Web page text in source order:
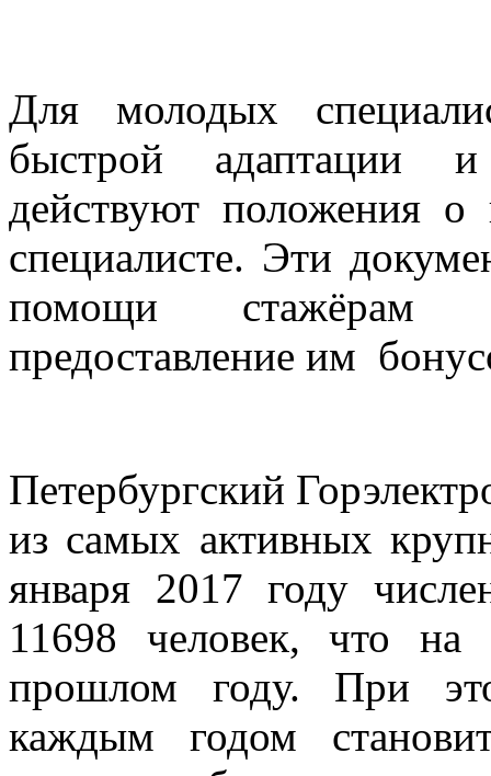
Для молодых
быстрой адаптации и
действуют положения
специалисте. Эти
помощи стажёрам
предоставление им
Петербургский
из самых активных
января 2017 году
11698 человек, что
прошлом году. При
каждым годом